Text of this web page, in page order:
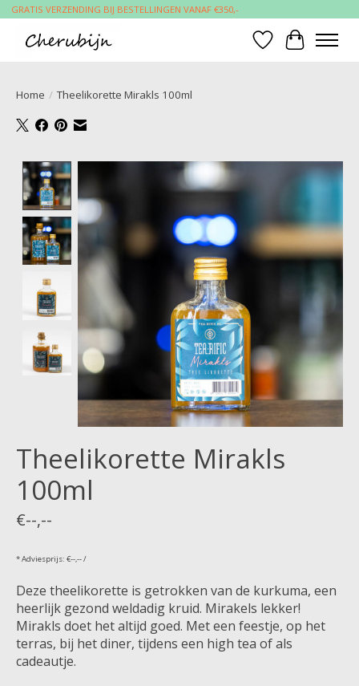
GRATIS VERZENDING BIJ BESTELLINGEN VANAF €350,-
Verlanglijst
Home / Theelikorette Mirakls 100ml
Product image slideshow Items
Theelikorette Mirakls
100ml
€--,--
* Adviesprijs: €--,-- /
Deze theelikorette is getrokken van de kurkuma, een
heerlijk gezond weldadig kruid. Mirakels lekker!
Mirakls doet het altijd goed. Met een feestje, op het
terras, bij het diner, tijdens een high tea of als
cadeautje.